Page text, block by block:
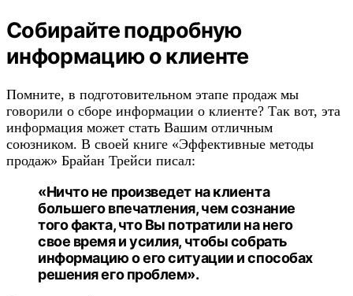
Собирайте подробную
информацию о клиенте
Помните, в подготовительном этапе продаж мы
говорили о сборе информации о клиенте? Так вот, эта
информация может стать Вашим отличным
союзником. В своей книге «Эффективные методы
продаж» Брайан Трейси писал:
«Ничто не произведет на клиента
большего впечатления, чем сознание
того факта, что Вы потратили на него
свое время и усилия, чтобы собрать
информацию о его ситуации и способах
решения его проблем».